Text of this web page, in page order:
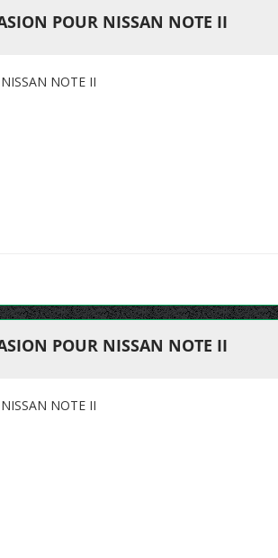
POUR NISSAN NOTE II
NOTE II
POUR NISSAN NOTE II
NOTE II